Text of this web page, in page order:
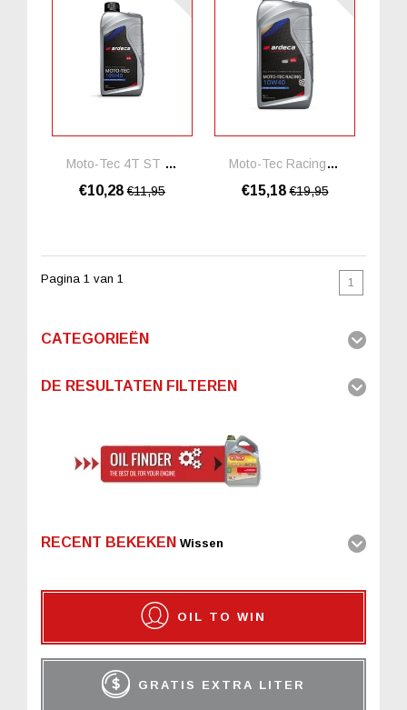
Moto-Tec 4T ST 10W40
€10,28€11,95
Moto-Tec Racing 10W40
€15,18€19,95
Pagina 1 van 1 1
CATEGORIEËN
DE RESULTATEN FILTEREN
RECENT BEKEKEN Wissen
OIL TO WIN
GRATIS EXTRA LITER